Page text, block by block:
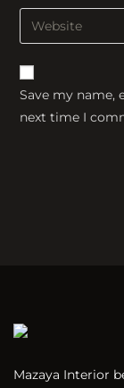
to
comment
email
address
comment
Enter
your
website
URL
(optional)
Save my name,
next time I
Mazaya Interior